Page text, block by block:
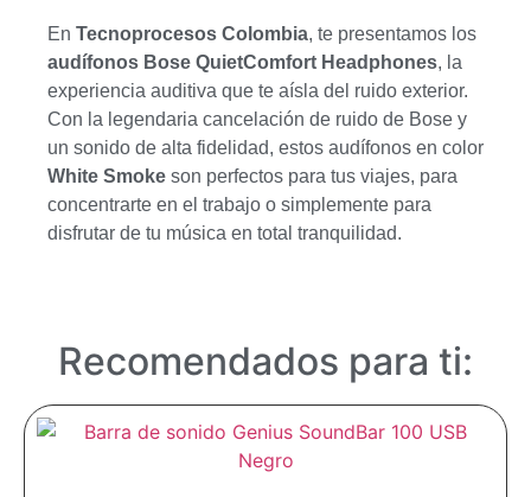
En Tecnoprocesos Colombia, te presentamos los
audífonos Bose QuietComfort Headphones, la
experiencia auditiva que te aísla del ruido exterior.
Con la legendaria cancelación de ruido de Bose y
un sonido de alta fidelidad, estos audífonos en color
White Smoke son perfectos para tus viajes, para
concentrarte en el trabajo o simplemente para
disfrutar de tu música en total tranquilidad.
Recomendados para ti: